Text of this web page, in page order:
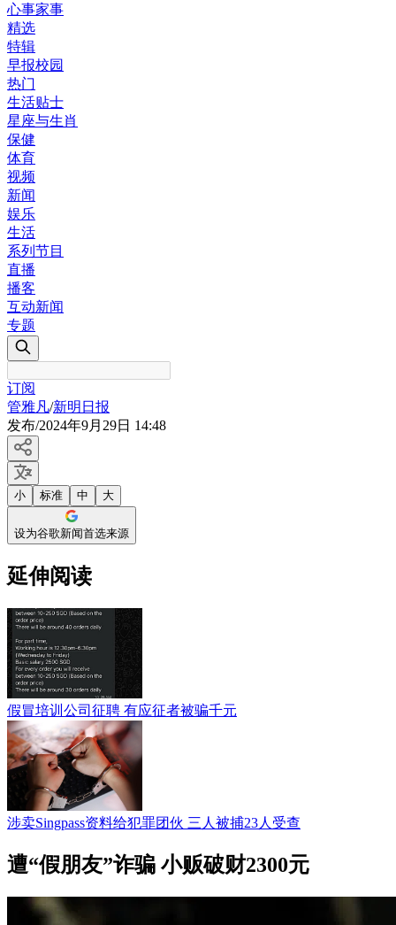
心事家事
精选
特辑
早报校园
热门
生活贴士
星座与生肖
保健
体育
视频
新闻
娱乐
生活
系列节目
直播
播客
互动新闻
专题
订阅
管雅凡/新明日报
发布/2024年9月29日 14:48
小 标准 中 大
设为谷歌新闻首选来源
延伸阅读
假冒培训公司征聘 有应征者被骗千元
涉卖Singpass资料给犯罪团伙 三人被捕23人受查
遭“假朋友”诈骗 小贩破财2300元